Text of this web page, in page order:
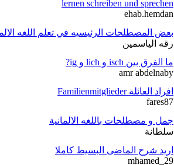
lernen schreiben und sprechen
ehab.hemdan
بعض المصطلحات الرئيسيه في تعلم اللغه
رقه الياسمين
ما الفرق بين isch و lich و ig?
amr abdelnaby
افراد العائلة Familienmitglieder
fares87
جمل و مصطلحات باللغه الالمانية
سلطانة
اريد شرح الماضى البسيط كاملا
mhamed_29